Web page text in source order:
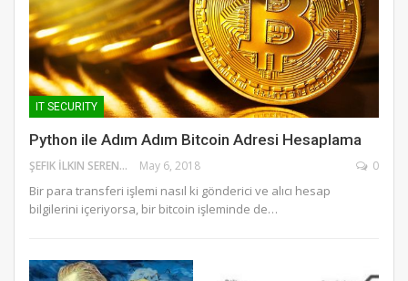
IT SECURITY
Python ile Adım Adım Bitcoin Adresi Hesaplama
ŞEFIK İLKIN SERENGIL May 6, 2018 0
Bir para transferi işlemi nasıl ki gönderici ve alıcı hesap
bilgilerini içeriyorsa, bir bitcoin işleminde de…